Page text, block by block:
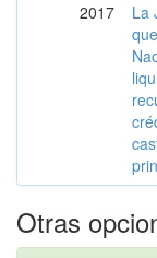
2017
La
Otras